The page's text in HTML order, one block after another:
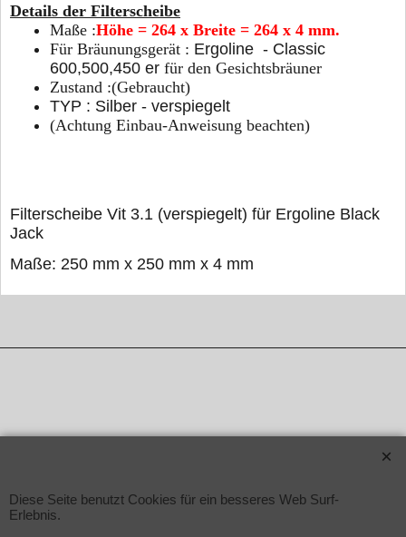
Details der Filterscheibe
Maße :Höhe = 264 x Breite = 264 x 4 mm.
Für Bräunungsgerät : Ergoline - Classic
600,500,450 er für den Gesichtsbräuner
Zustand :(Gebraucht)
TYP : Silber - verspiegelt
(Achtung Einbau-Anweisung beachten)
Filterscheibe Vit 3.1 (verspiegelt) für Ergoline Black
Jack
Maße: 250 mm x 250 mm x 4 mm
Diese Seite benutzt Cookies für ein besseres Web Surf-
Erlebnis.